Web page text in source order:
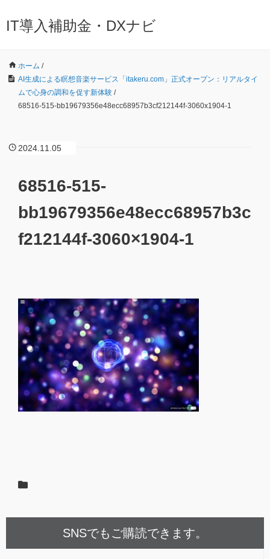
IT導入補助金・DXナビ
ホーム /
AI生成による瞑想音楽サービス「itakeru.com」正式オープン：リアルタイ
ムで心身の調和を促す新体験 /
68516-515-bb19679356e48ecc68957b3cf212144f-3060x1904-1
2024.11.05
68516-515-
bb19679356e48ecc68957b3c
f212144f-3060×1904-1
SNSでもご購読できます。